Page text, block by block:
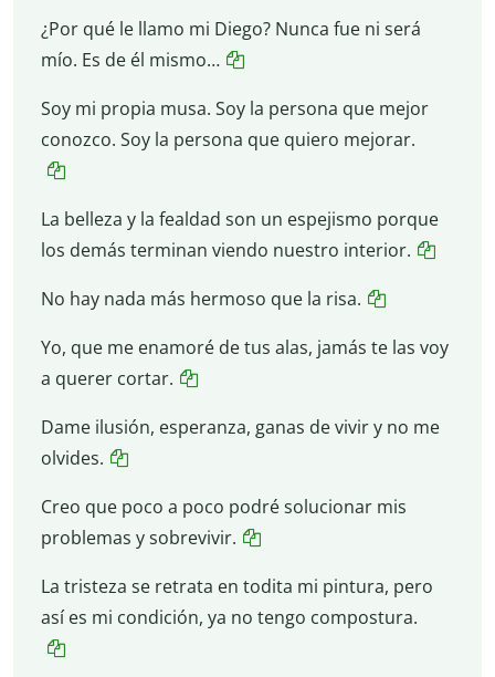
¿Por qué le llamo mi Diego? Nunca fue ni será
mío. Es de él mismo…
Soy mi propia musa. Soy la persona que mejor
conozco. Soy la persona que quiero mejorar.
La belleza y la fealdad son un espejismo porque
los demás terminan viendo nuestro interior.
No hay nada más hermoso que la risa.
Yo, que me enamoré de tus alas, jamás te las voy
a querer cortar.
Dame ilusión, esperanza, ganas de vivir y no me
olvides.
Creo que poco a poco podré solucionar mis
problemas y sobrevivir.
La tristeza se retrata en todita mi pintura, pero
así es mi condición, ya no tengo compostura.